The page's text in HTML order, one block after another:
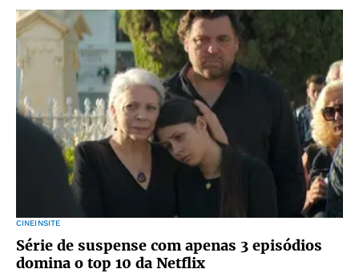
CINEINSITE
Série de suspense com apenas 3 episódios
domina o top 10 da Netflix